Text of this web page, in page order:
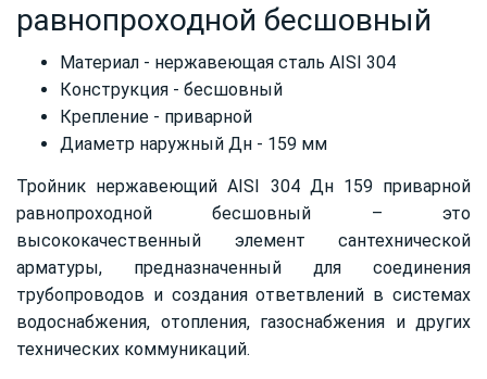
равнопроходной бесшовный
Материал - нержавеющая сталь AISI 304
Конструкция - бесшовный
Крепление - приварной
Диаметр наружный Дн - 159 мм
Тройник нержавеющий AISI 304 Дн 159 приварной
равнопроходной бесшовный – это
высококачественный элемент сантехнической
арматуры, предназначенный для соединения
трубопроводов и создания ответвлений в системах
водоснабжения, отопления, газоснабжения и других
технических коммуникаций.